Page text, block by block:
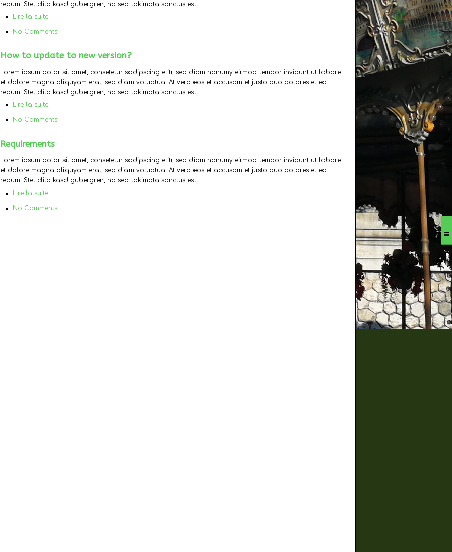
rebum. Stet clita kasd gubergren, no sea takimata sanctus est.
Lire la suite
No Comments
How to update to new version?
Lorem ipsum dolor sit amet, consetetur sadipscing elitr, sed diam nonumy eirmod tempor invidunt ut labore
et dolore magna aliquyam erat, sed diam voluptua. At vero eos et accusam et justo duo dolores et ea
rebum. Stet clita kasd gubergren, no sea takimata sanctus est.
Lire la suite
No Comments
Requirements
Lorem ipsum dolor sit amet, consetetur sadipscing elitr, sed diam nonumy eirmod tempor invidunt ut labore
et dolore magna aliquyam erat, sed diam voluptua. At vero eos et accusam et justo duo dolores et ea
rebum. Stet clita kasd gubergren, no sea takimata sanctus est.
Lire la suite
No Comments